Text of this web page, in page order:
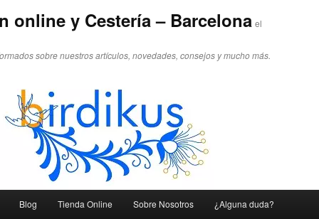
online y Cestería – Barcelona el
sobre nuestros artículos, novedades, consejos y mucho más.
Ir al contenido principal
Ir al contenido secundario
Blog Tienda Online Sobre Nosotros ¿Alguna duda?